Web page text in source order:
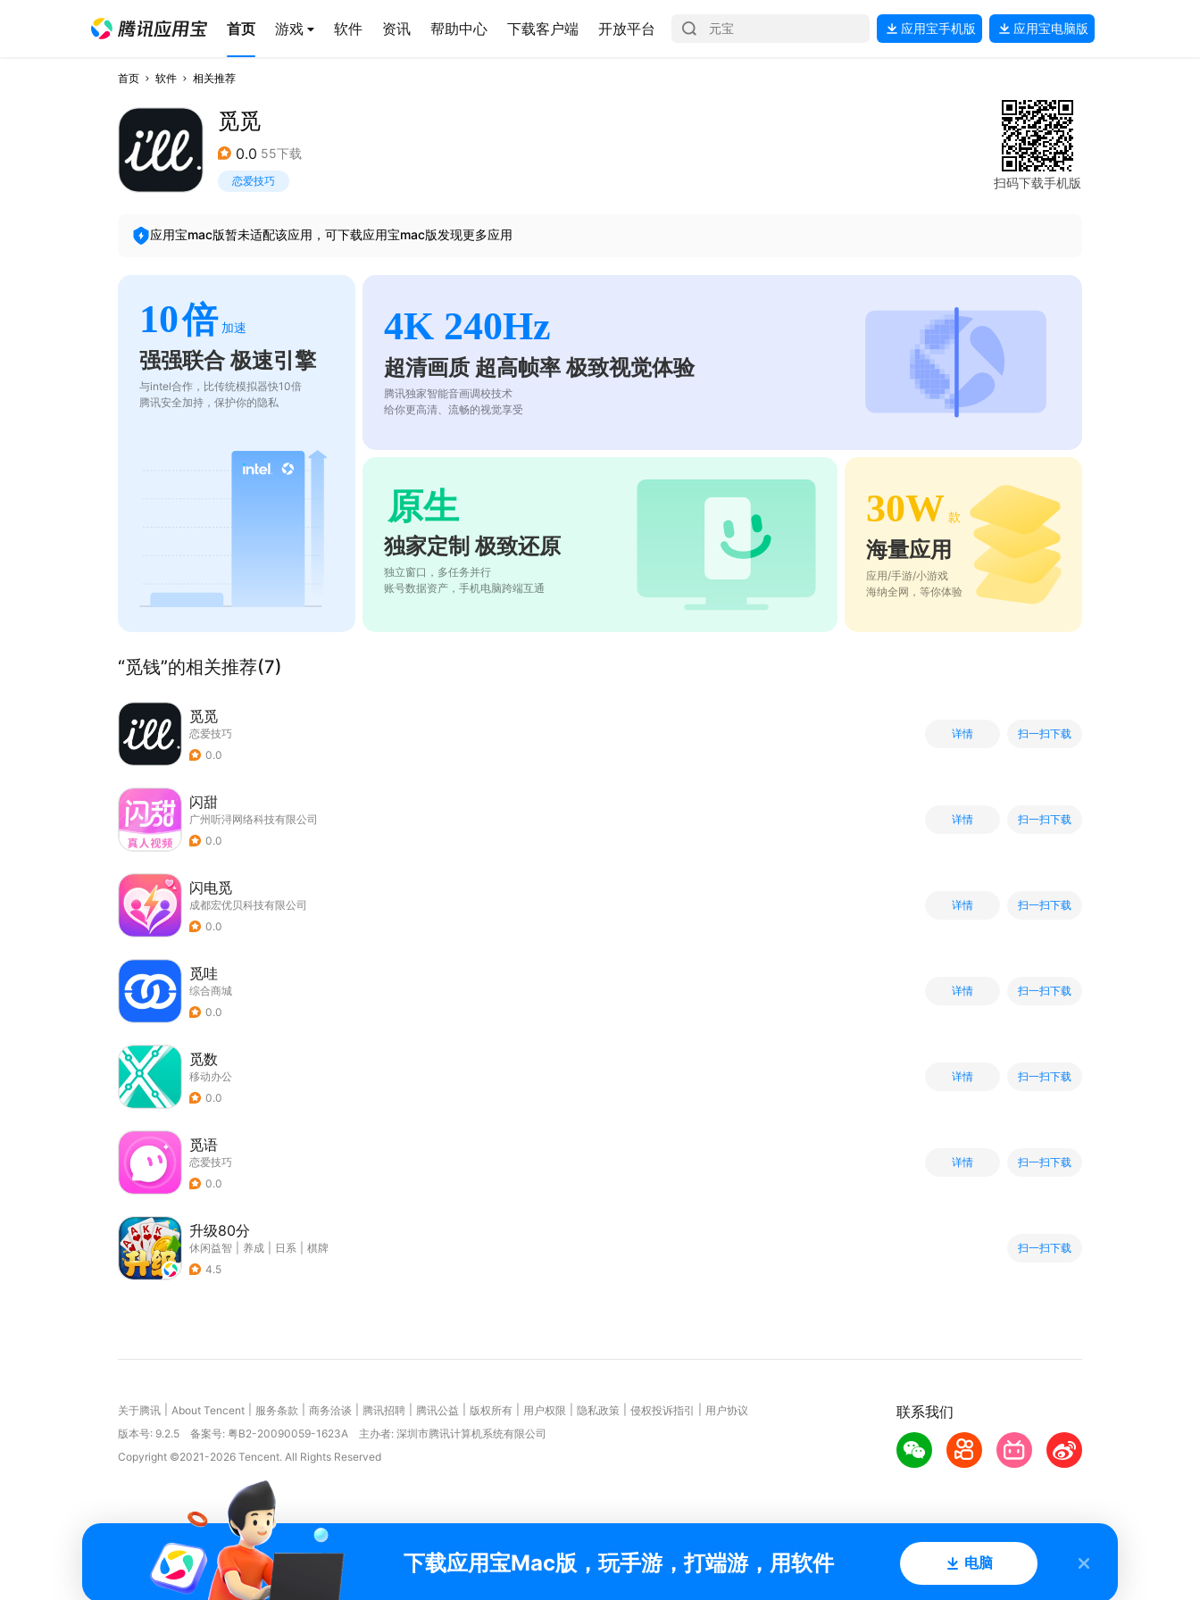
首页 游戏 软件 资讯 帮助中心 下载客户端 开放平台 应用宝手机版 应用宝电脑版
首页 软件 相关推荐
觅觅
0.0 55下载
恋爱技巧 扫码下载手机版
应用宝mac版暂未适配该应用，可下载应用宝mac版发现更多应用
10倍 加速
强强联合 极速引擎
与intel合作，比传统模拟器快10倍
腾讯安全加持，保护你的隐私
4K 240Hz
超清画质 超高帧率 极致视觉体验
腾讯独家智能音画调校技术
给你更高清、流畅的视觉享受
原生
独家定制 极致还原
独立窗口，多任务并行
账号数据资产，手机电脑跨端互通
30W 款
海量应用
应用/手游/小游戏
海纳全网，等你体验
“觅钱”的相关推荐(7)
觅觅
恋爱技巧
0.0
详情 扫一扫下载
闪甜
广州听浔网络科技有限公司
0.0
详情 扫一扫下载
闪电觅
成都宏优贝科技有限公司
0.0
详情 扫一扫下载
觅哇
综合商城
0.0
详情 扫一扫下载
觅数
移动办公
0.0
详情 扫一扫下载
觅语
恋爱技巧
0.0
详情 扫一扫下载
升级80分
休闲益智 养成 日系
棋牌
4.5
扫一扫下载
联系我们
关于腾讯 About Tencent 服务条款 商务洽谈 腾讯招聘 腾讯公益 版权所有 用户权限 隐私政策 侵权投诉指引
用户协议
版本号: 9.2.5 备案号: 粤B2-20090059-1623A
主办者: 深圳市腾讯计算机系统有限公司
Copyright ©2021-2026 Tencent. All Rights Reserved
下载应用宝Mac版，玩手游，打端游，用软件 电脑